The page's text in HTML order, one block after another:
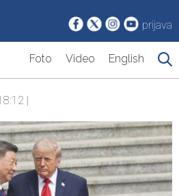
prijava
Foto Video English
|